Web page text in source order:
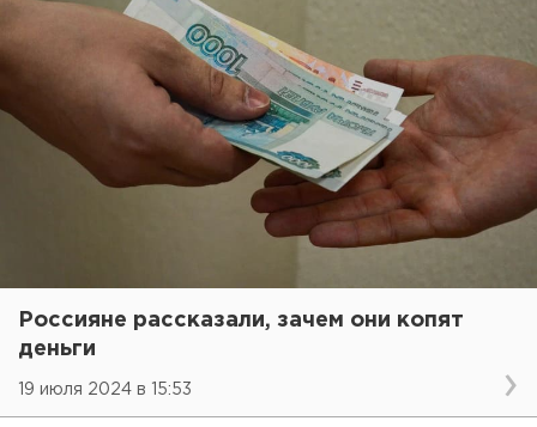
Россияне рассказали, зачем они копят
деньги
19 июля 2024 в 15:53